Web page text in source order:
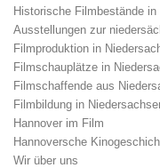
Historische Filmbestände in
Ausstellungen zur
Filmproduktion in
Filmschauplätze in
Filmschaffende aus
Filmbildung in
Hannover im Film
Hannoversche
Wir über uns